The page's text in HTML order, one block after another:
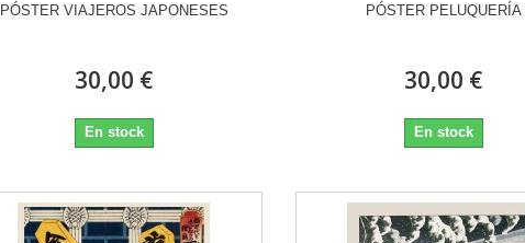
PÓSTER VIAJEROS JAPONESES
30,00 €
En stock
PÓSTER PELUQUERÍA
30,00 €
En stock